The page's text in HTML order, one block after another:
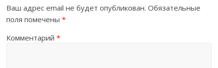
Ваш адрес email не будет опубликован. Обязательные
поля помечены*
Комментарий*